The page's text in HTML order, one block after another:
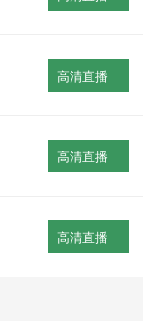
高清直播
高清直播
高清直播